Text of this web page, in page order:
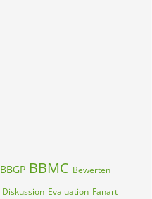
BBGP BBMC Bewerten
Diskussion Evaluation Fanart